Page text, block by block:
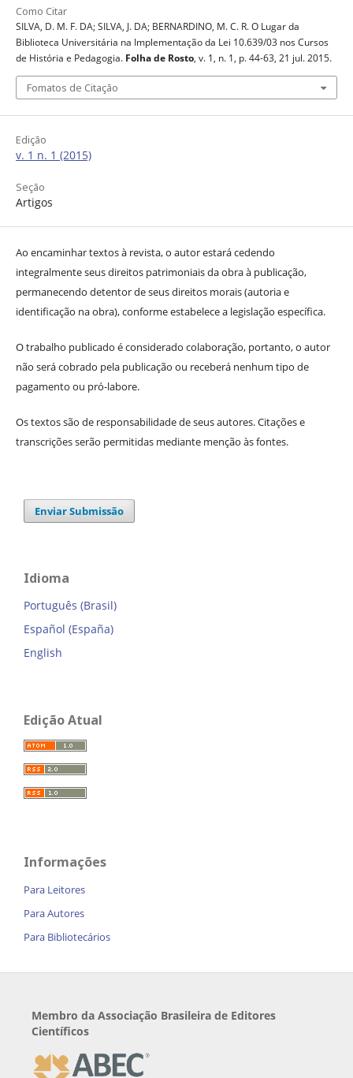
Como Citar
SILVA, D. M. F. DA; SILVA, J. DA; BERNARDINO, M. C. R. O Lugar da
Biblioteca Universitária na Implementação da Lei 10.639/03 nos Cursos
de História e Pedagogia. Folha de Rosto, v. 1, n. 1, p. 44-63, 21 jul. 2015.
Fomatos de Citação
Edição
v. 1 n. 1 (2015)
Seção
Artigos
Ao encaminhar textos à revista, o autor estará cedendo
integralmente seus direitos patrimoniais da obra à publicação,
permanecendo detentor de seus direitos morais (autoria e
identificação na obra), conforme estabelece a legislação específica.
O trabalho publicado é considerado colaboração, portanto, o autor
não será cobrado pela publicação ou receberá nenhum tipo de
pagamento ou pró-labore.
Os textos são de responsabilidade de seus autores. Citações e
transcrições serão permitidas mediante menção às fontes.
Enviar Submissão
Idioma
Português (Brasil)
Español (España)
English
Edição Atual
Informações
Para Leitores
Para Autores
Para Bibliotecários
Membro da Associação Brasileira de Editores
Científicos